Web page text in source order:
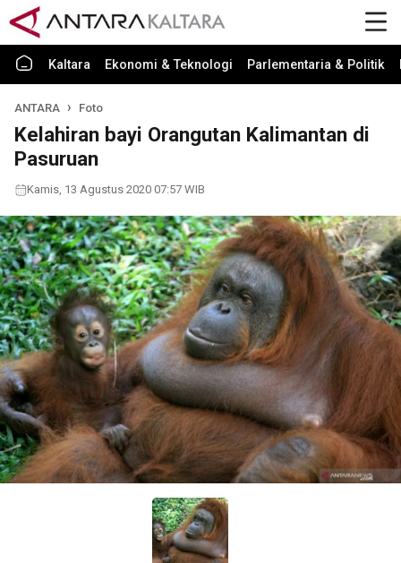
Kaltara Ekonomi & Teknologi Parlementaria & Politik
ANTARA Foto
Kelahiran bayi Orangutan Kalimantan di
Pasuruan
Kamis, 13 Agustus 2020 07:57 WIB